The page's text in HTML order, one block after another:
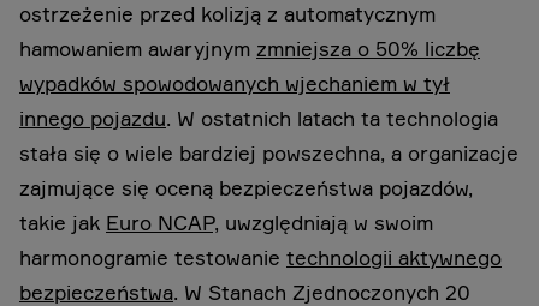
ostrzeżenie przed kolizją z automatycznym
hamowaniem awaryjnym zmniejsza o 50% liczbę
wypadków spowodowanych wjechaniem w tył
innego pojazdu. W ostatnich latach ta technologia
stała się o wiele bardziej powszechna, a organizacje
zajmujące się oceną bezpieczeństwa pojazdów,
takie jak Euro NCAP, uwzględniają w swoim
harmonogramie testowanie technologii aktywnego
bezpieczeństwa. W Stanach Zjednoczonych 20